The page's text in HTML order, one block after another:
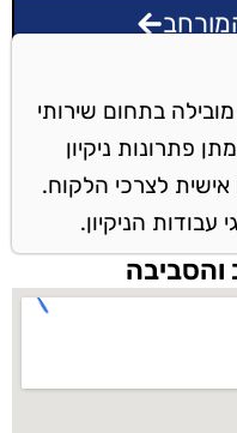
בתחום שירותי
פתרונות ניקיון
אישית לצרכי הלקוח.
הניקיון.
והסביבה